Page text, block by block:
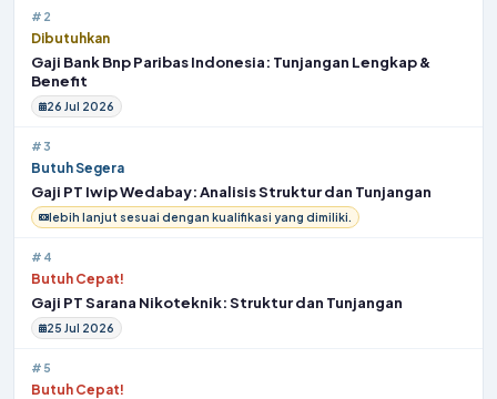
#2
Dibutuhkan
Gaji Bank Bnp Paribas Indonesia: Tunjangan Lengkap &
Benefit
26 Jul 2026
#3
Butuh Segera
Gaji PT Iwip Wedabay: Analisis Struktur dan Tunjangan
lebih lanjut sesuai dengan kualifikasi yang dimiliki.
#4
Butuh Cepat!
Gaji PT Sarana Nikoteknik: Struktur dan Tunjangan
25 Jul 2026
#5
Butuh Cepat!